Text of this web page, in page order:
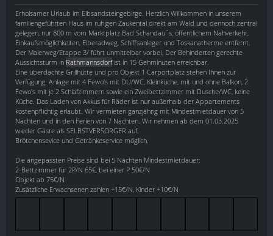
Erholsamer Urlaub im Elbsandsteingebirge. Herzlich Willkommen in unserem
familiengeführten Haus im ruhigen Zaukental direkt am Wald und dennoch zentral
gelegen, nur 800 m vom Marktplatz Bad Schandau´s, öffentlichem Nahverkehr,
Einkaufsmöglichkeiten, Elberadweg, Schiffsanleger und Toskanatherme entfernt.
Der Malerweg/Etappe 3/ führt unmittelbar vorbei. Der Behinderten gerechte
Aussichtsturm in Rathmannsdorfist in 15 Gehminuten erreichbar.
Eine überdachte Grillhütte und pro Objekt 1 Carportplatz stehen Ihnen zur
Verfügung. Anlage mit 4 Fewo's mit DU/WC, Kleinküche, mit und ohne Balkon, 2
Fewo's mit je 2 Schlafzimmern sowie ein Zweibettzimmer mit Dusche/WC, keine
Küche. Das Laden von Akkus für Räder ist nur außerhalb der Appartements
kostenpflichtig erlaubt. Wir vermieten ganzjährig mit Mindestmietdauer von 5
Nächten und in den Ferien von 7 Nächten. Wir nehmen ab dem 01.03.2025
wieder Gäste als SELBSTVERSORGER auf.
Brötchensevice und Getränkeservice möglich.
Die angepassten Preise sind bei 5 Nächten Mindestmietdauer:
2-Bettzimmer für 2P/N 65€, bei einer P 50€/N
Objekt ab 75€/N
Zusätzliche Erwachsenen zahlen +15€/N, Kinder +10€/N